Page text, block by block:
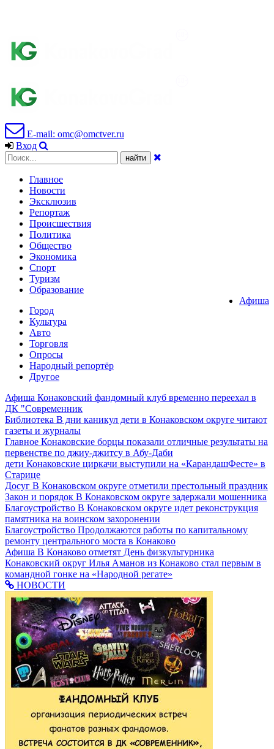
E-mail: omc@omctver.ru
Вход
Главное
Новости
Эксклюзив
Репортаж
Происшествия
Политика
Общество
Экономика
Спорт
Туризм
Образование
Афиша
Город
Культура
Авто
Торговля
Опросы
Народный репортёр
Другое
Афиша Конаковский фандомный клуб временно переехал в
ДК "Современник
Библиотека В дни каникул дети в Конаковском округе читают
газеты и журналы
Главное Конаковские борцы показали отличные результаты на
первенстве по джиу-джитсу в Абу-Даби
дети Конаковские циркачи выступили на «КарандашФесте» в
Старице
Досуг В Конаковском округе отметили престольный праздник
Закон и порядок В Конаковском округе задержали мошенника
Благоустройство В Конаковском округе идет реконструкция
памятника на воинском захоронении
Благоустройство Продолжаются работы по капитальному
ремонту центрального моста в Конаково
Афиша В Конаково отметят День физкультурника
Конаковский округ Илья Аманов из Конаково стал первым в
командной гонке на «Народной регате»
НОВОСТИ